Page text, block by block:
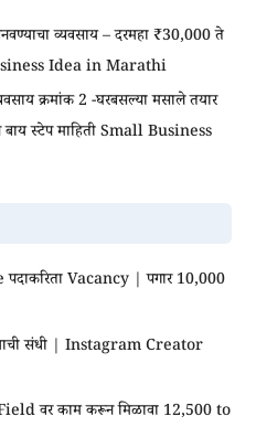
व्यवसाय – दरमहा ₹30,000 ते
Idea in Marathi
क्रमांक 2 -घरबसल्या मसाले तयार
बाय स्टेप माहिती Small Business
Vacancy | पगार 10,000
संधी | Instagram Creator
Field वर काम करून मिळावा 12,500 to